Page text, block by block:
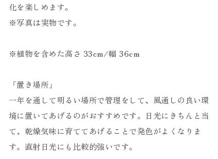
化を楽しめます。
※写真は実物です。
※植物を含めた高さ 33cm/幅 36cm
「置き場所」
一年を通して明るい場所で管理をして、風通しの良い環
境に置いてあげるのがおすすめです。日光にきちんと当
て、乾燥気味に育ててあげることで発色がよくなりま
す。直射日光にも比較的強いです。